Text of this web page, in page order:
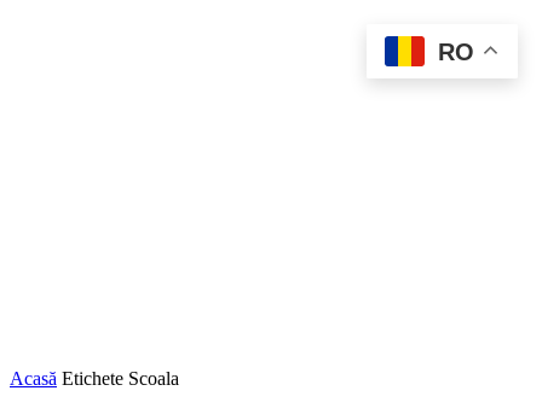
Acasă Etichete Scoala
RO